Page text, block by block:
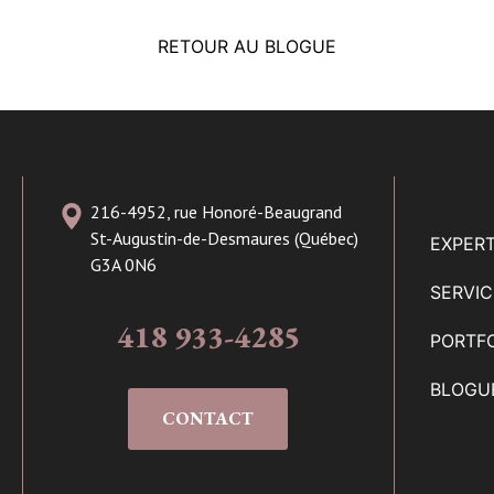
RETOUR AU BLOGUE
216-4952, rue Honoré-Beaugrand
St-Augustin-de-Desmaures (Québec)
G3A 0N6
418 933-4285
CONTACT